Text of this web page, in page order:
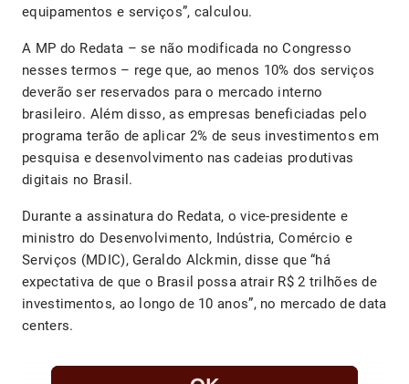
equipamentos e serviços”, calculou.
A MP do Redata – se não modificada no Congresso
nesses termos – rege que, ao menos 10% dos serviços
deverão ser reservados para o mercado interno
brasileiro. Além disso, as empresas beneficiadas pelo
programa terão de aplicar 2% de seus investimentos em
pesquisa e desenvolvimento nas cadeias produtivas
digitais no Brasil.
Durante a assinatura do Redata, o vice-presidente e
ministro do Desenvolvimento, Indústria, Comércio e
Serviços (MDIC), Geraldo Alckmin, disse que “há
expectativa de que o Brasil possa atrair R$ 2 trilhões de
investimentos, ao longo de 10 anos”, no mercado de data
centers.